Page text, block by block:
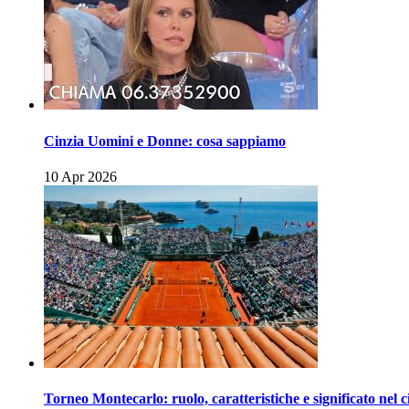
Cinzia Uomini e Donne: cosa sappiamo
10 Apr 2026
Torneo Montecarlo: ruolo, caratteristiche e significato nel